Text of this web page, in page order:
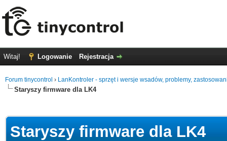
Witaj! Logowanie Rejestracja
Forum tinycontrol › LanKontroler - sprzęt i wersje wsadów, problemy,
Staryszy firmware dla LK4
Staryszy firmware dla LK4